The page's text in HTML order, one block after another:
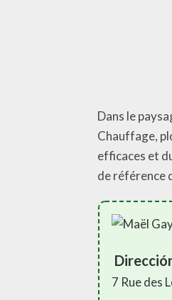
Dans le
Chauffage,
efficaces et
de référence
7 Rue des